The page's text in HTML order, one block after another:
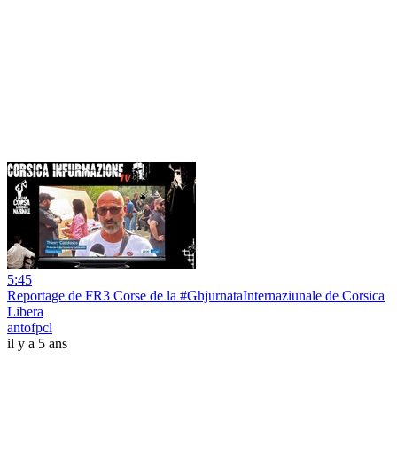
5:45
Reportage de FR3 Corse de la #GhjurnataInternaziunale de Corsica
Libera
antofpcl
il y a 5 ans